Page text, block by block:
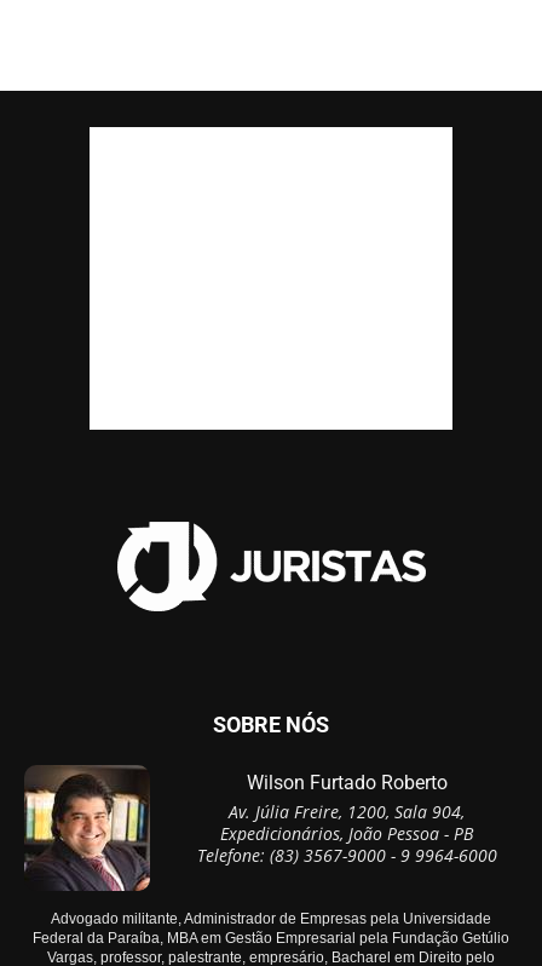
SOBRE NÓS
Wilson Furtado Roberto
Av. Júlia Freire, 1200, Sala 904,
Expedicionários, João Pessoa - PB
Telefone: (83) 3567-9000 - 9 9964-6000
Advogado militante, Administrador de Empresas pela Universidade
Federal da Paraíba, MBA em Gestão Empresarial pela Fundação Getúlio
Vargas, professor, palestrante, empresário, Bacharel em Direito pelo